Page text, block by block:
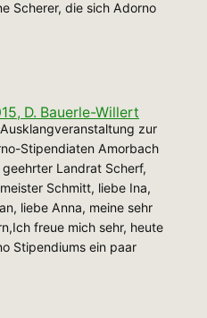
Scherer, die sich Adorno
D. Bauerle-Willert
zur
Stipendiaten Amorbach
Landrat Scherf,
Schmitt, liebe Ina,
liebe Anna, meine sehr
freue mich sehr, heute
Stipendiums ein paar